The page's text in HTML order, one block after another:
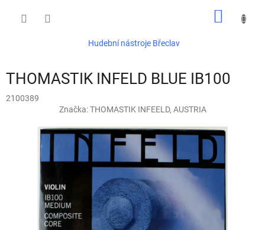
Hudební nástroje Břeclav
THOMASTIK INFELD BLUE IB100
2100389
Značka:THOMASTIK INFEELD, AUSTRIA